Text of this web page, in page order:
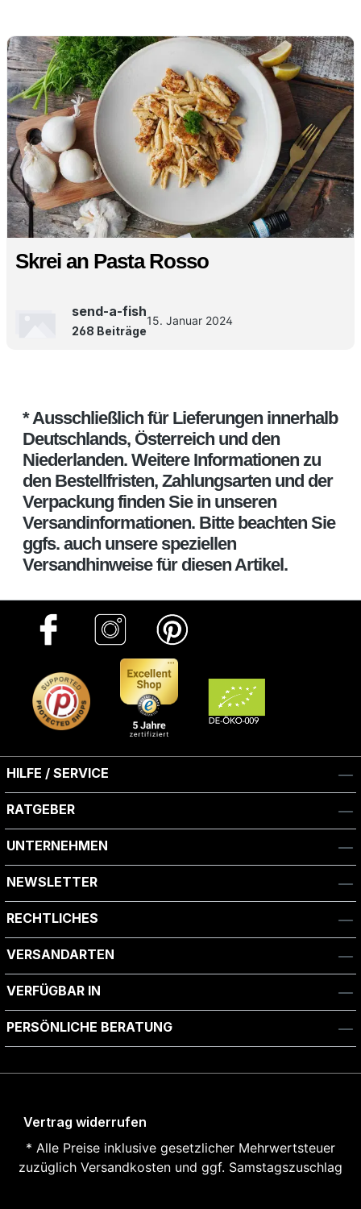
Skrei an Pasta Rosso
send-a-fish
268 Beiträge
15. Januar 2024
* Ausschließlich für Lieferungen innerhalb
Deutschlands, Österreich und den
Niederlanden. Weitere Informationen zu
den Bestellfristen, Zahlungsarten und der
Verpackung finden Sie in unseren
Versandinformationen. Bitte beachten Sie
ggfs. auch unsere speziellen
Versandhinweise für diesen Artikel.
HILFE / SERVICE
RATGEBER
UNTERNEHMEN
NEWSLETTER
RECHTLICHES
VERSANDARTEN
VERFÜGBAR IN
PERSÖNLICHE BERATUNG
Vertrag widerrufen
* Alle Preise inklusive gesetzlicher Mehrwertsteuer
zuzüglich Versandkosten und ggf. Samstagszuschlag